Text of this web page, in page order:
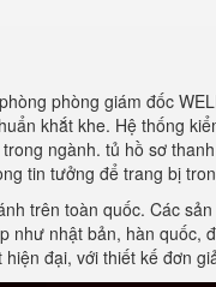
phòng giám đốc
khắt khe. Hệ thống
ngành. tủ hồ sơ
tin tưởng để trang bị
trên toàn quốc. Các
như nhật bản, hàn quốc,
đại, với thiết kế đơn